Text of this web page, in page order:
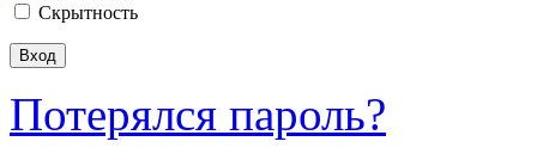
Скрытность
Потерялся пароль?